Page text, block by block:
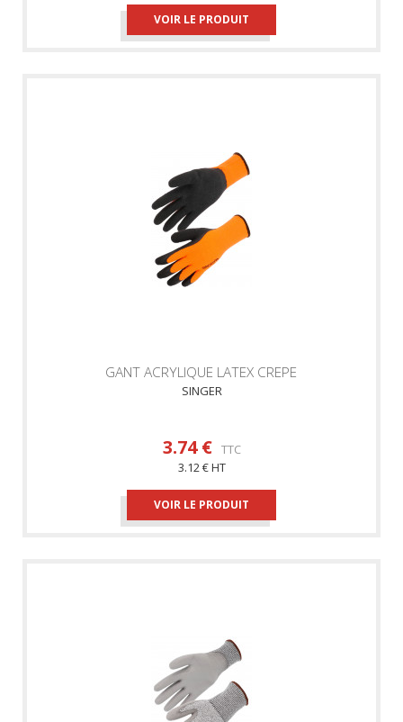
VOIR LE PRODUIT
GANT ACRYLIQUE LATEX CREPE
SINGER
3.74 € TTC
3.12 € HT
VOIR LE PRODUIT